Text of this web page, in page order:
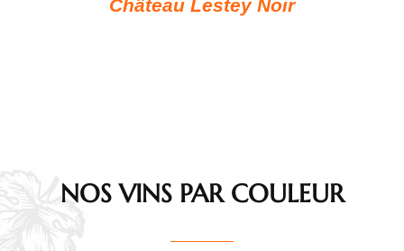
Château Lestey Noir
NOS VINS PAR COULEUR